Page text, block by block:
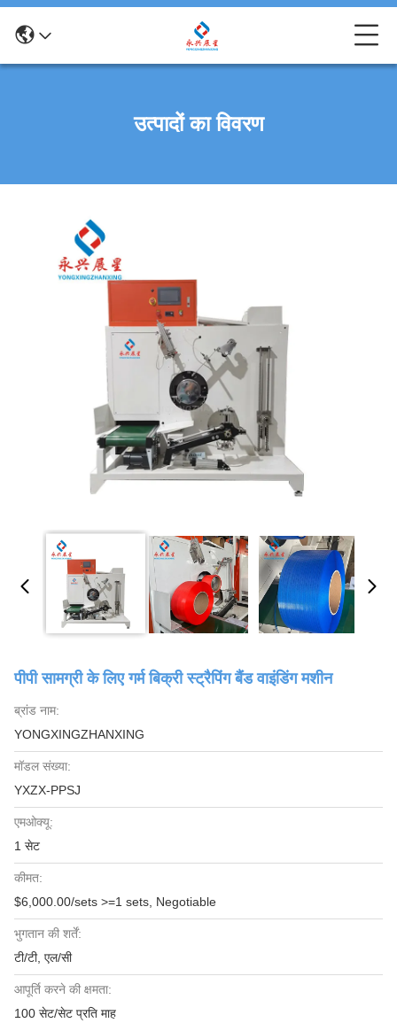
उत्पादों का विवरण
पीपी सामग्री के लिए गर्म बिक्री स्ट्रैपिंग बैंड वाइंडिंग मशीन
ब्रांड नाम:
YONGXINGZHANXING
मॉडल संख्या:
YXZX-PPSJ
एमओक्यू:
1 सेट
कीमत:
$6,000.00/sets >=1 sets, Negotiable
भुगतान की शर्तें:
टी/टी, एल/सी
आपूर्ति करने की क्षमता:
100 सेट/सेट प्रति माह